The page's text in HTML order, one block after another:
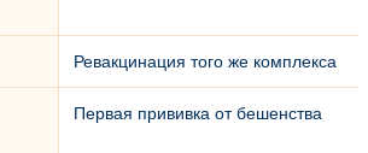
Ревакцинация того же комплекса
Первая прививка от бешенства